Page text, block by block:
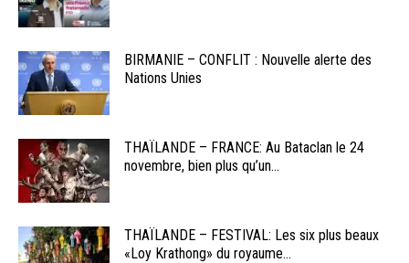
BIRMANIE – CONFLIT : Nouvelle alerte des
Nations Unies
THAÏLANDE – FRANCE: Au Bataclan le 24
novembre, bien plus qu’un...
THAÏLANDE – FESTIVAL: Les six plus beaux
«Loy Krathong» du royaume...